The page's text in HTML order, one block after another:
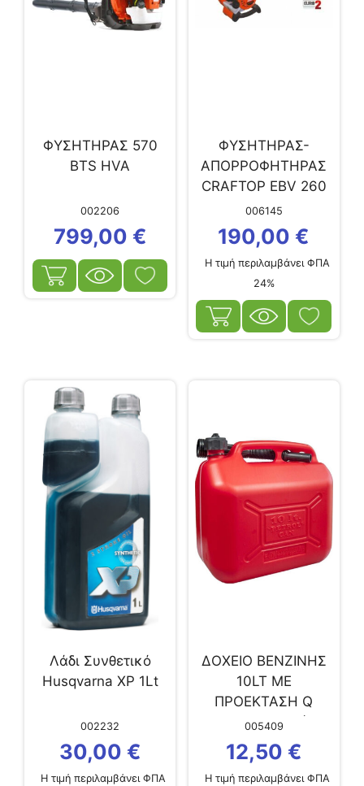
ΦΥΣΗΤΗΡΑΣ 570
ΒΤS HVA
002206
799,00 €
ΦΥΣΗΤΗΡΑΣ-
AΠΟΡΡΟΦΗΤΗΡΑΣ
CRAFTOP EBV 260
006145
190,00 €
Η τιμή περιλαμβάνει ΦΠΑ
24%
Λάδι Συνθετικό
Husqvarna XP 1Lt
002232
30,00 €
Η τιμή περιλαμβάνει ΦΠΑ
ΔΟΧΕΙΟ ΒΕΝΖΙΝΗΣ
10LT ΜΕ
ΠΡΟΕΚΤΑΣΗ Q
(320004652)
005409
12,50 €
Η τιμή περιλαμβάνει ΦΠΑ